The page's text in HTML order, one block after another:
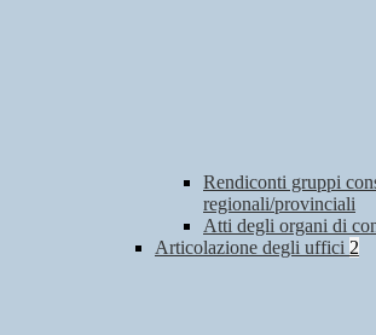
Rendiconti gruppi
regionali/provinciali
Atti degli organi di
Articolazione degli uffici 2